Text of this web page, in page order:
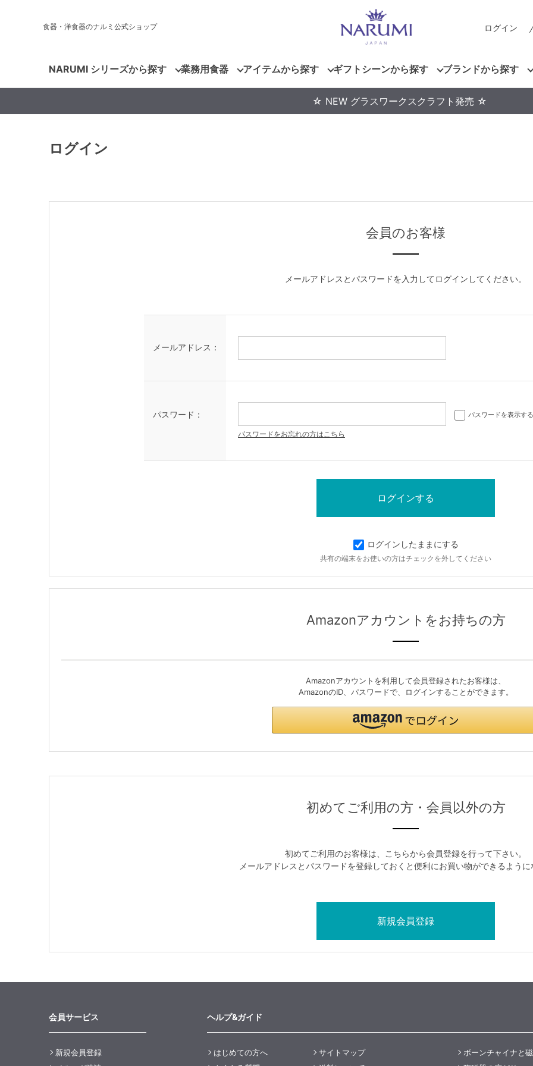
食器・洋食器のナルミ公式ショップ ログイン
NARUMI シリーズから探す 業務用食器 アイテムから探す ギフトシーンから探す ブランドから探す
☆ NEW グラスワークスクラフト発売 ☆
ログイン
会員のお客様
メールアドレスとパスワードを入力してログインしてください。
メールアドレス：
パスワード： パスワードを表示する
パスワードをお忘れの方はこちら
ログインしたままにする
共有の端末をお使いの方はチェックを外してください
Amazonアカウントをお持ちの方
Amazonアカウントを利用して会員登録されたお客様は、
AmazonのID、パスワードで、ログインすることができます。
初めてご利用の方・会員以外の方
初めてご利用のお客様は、こちらから会員登録を行って下さい。
メールアドレスとパスワードを登録しておくと便利にお買い物ができるよう
会員サービス
新規会員登録
ヘルプ&ガイド
はじめての方へ
サイトマップ
ボーンチャイナと